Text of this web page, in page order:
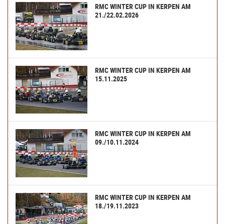
RMC WINTER CUP IN KERPEN AM
21./22.02.2026
RMC WINTER CUP IN KERPEN AM
15.11.2025
RMC WINTER CUP IN KERPEN AM
09./10.11.2024
RMC WINTER CUP IN KERPEN AM
18./19.11.2023